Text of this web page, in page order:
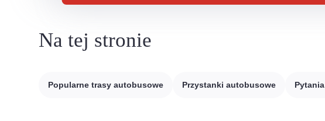
Na tej stronie
Popularne trasy autobusowe Przystanki autobusowe